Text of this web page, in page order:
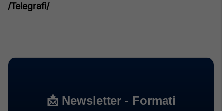
/Telegrafi/